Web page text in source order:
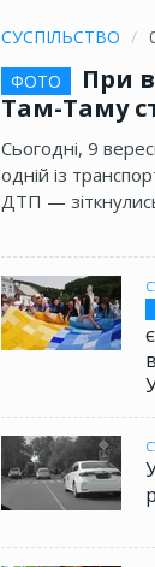
СУСПІЛЬСТВО
ФОТО
При
Там-Таму
Сьогодні, 9
одній із
ДТП —